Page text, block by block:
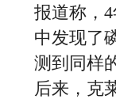
报道称，
中发现了
测到同样
后来，克